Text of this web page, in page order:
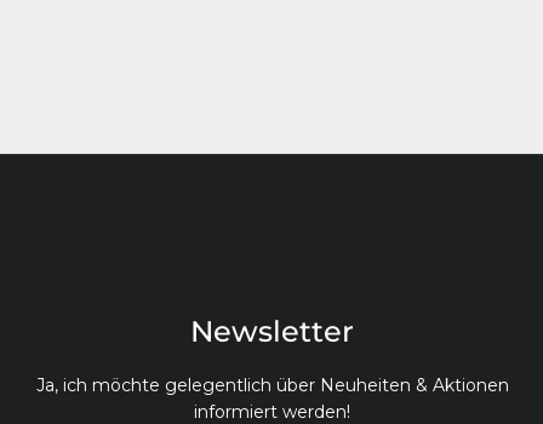
Newsletter
Ja, ich möchte gelegentlich über Neuheiten & Aktionen
informiert werden!